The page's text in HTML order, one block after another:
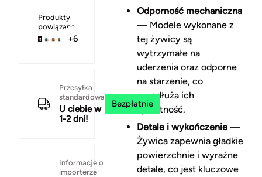
Produkty
powiązane
+6
Przesyłka
standardowa
U ciebie w
1-2 dni!
Bezpłatnie
Informacje o
importerze
Odporność mechaniczna
— Modele wykonane z
tej żywicy są
wytrzymałe na
uderzenia oraz odporne
na starzenie, co
przedłuża ich
żywotność.
Detale i wykończenie—
Żywica zapewnia gładkie
powierzchnie i wyraźne
detale, co jest kluczowe